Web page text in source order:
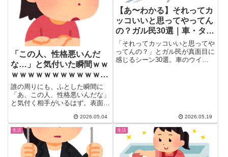
「この人、性格悪いんだ
な…」と気付いた瞬間ｗｗ
ｗｗｗｗｗｗｗｗｗｗｗｗ
ｗ
誰の周りにも、ふとした瞬間に
「あ、この人、性格悪いんだな」
と気付く相手がいるはず。表面で
2026.05.04
【あ〜わかる】それってカ
ッコいいと思ってやってん
の？ガル民30選｜車・タバ
コ・ファッション
「それってカッコいいと思ってや
ってんの？」とガル民が真面目に
感じるシーン30選。車のウイン
2026.05.19
生活 生活